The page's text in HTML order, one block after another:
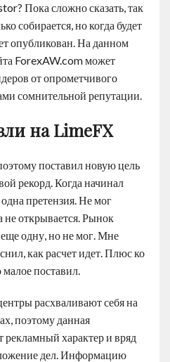
Пока сложно сказать, так
собирается, но когда будет
опубликован. На данном
ForexAW.com может
от опрометчивого
сомнительной репутации.
на LimeFX
поставил новую цель
рекорд. Когда начинал
претензия. Не мог
не открывается. Рынок
еще одну, но не мог. Мне
как расчет идет. Плюс ко
малое поставил.
расхваливают себя на
поэтому данная
рекламный характер и вряд
дел. Информацию